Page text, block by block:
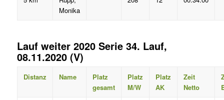
Monika
Lauf weiter 2020 Serie 34. Lauf,
08.11.2020 (V)
Distanz Name
Platz
gesamt
Platz
M/W
Platz
AK
Zeit
Netto